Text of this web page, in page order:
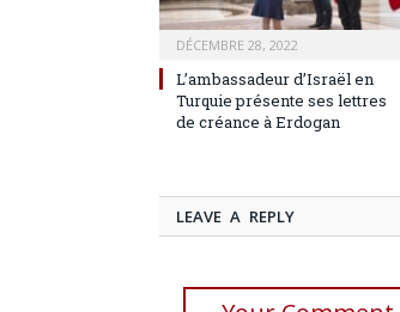
DÉCEMBRE 28, 2022
L’ambassadeur d’Israël en
Turquie présente ses lettres
de créance à Erdogan
LEAVE A REPLY